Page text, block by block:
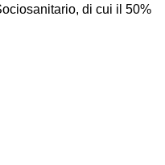
di cui il 50%